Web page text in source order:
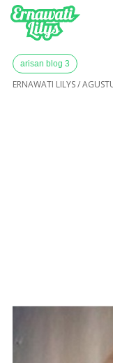
-->
Home»Archives for
arisan blog 3
ERNAWATI LILYS/